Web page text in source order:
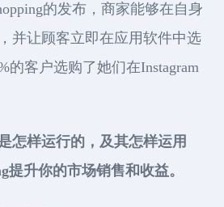
的发布，商家能够在自身
并让顾客立即在应用软件中选
的客户选购了她们在Instagram
怎样运行的，及其怎样运用
提升你的市场销售和收益。